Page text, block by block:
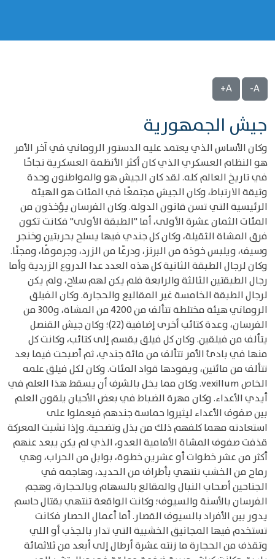
A-
A+
جيش الجمهورية
وكان الأساس الذي يعتمد عليه الدستور الروماني في آخر الأمر
هو النظام العسكري الذي كان أكثر الأنظمة العسكرية نجاحًا
في تاريخ العالم كله. لقد كان الجيش هو والمواطنون وحدة
وثيقة الارتباط، وكان الجيش مجتمعًا في المئات هو الهيئة
الرئيسية التي تسن قانون الدولة. وكان الفرسان يؤخذون من
المئات الثمان عشرة الأولى، أما "الطبقة الأولى" فكانت تكون
فرق المشاة الثقيلة، وكان كل جندي فيها يسلح بحربتين وخنجر
وسيف، ويلبس خوذة من البرنز، ودرعًا من الزرد، وجرموقًا، ومجنًا.
وكان لرجال الطبقة الثانية كل هذه العدد عدا الدروع الزردية وأما
رجال الطبقتين الثالثة والرابعة فلم يكن لهم سلاح، ولم يكن
لرجال الطبقة الخامسة غير المقاليع والحجارة. وكان الفيلق
الروماني هيئة مختلطة تتألف من 4200 من المشاة، و300 من
الفرسان، وعدة كتائب أخرى إضافية (22)؛ وكان جيش القنصل
يتألف من فيلقين. وكان كل فيلق يقسم إلى كتائب، وكانت كل
منها في بادئ الأمر تتألف من مائة جندي، ثم أصبحت فيما بعد
تتألف من مائتين، ويقودها قواد المئات. وكان لكل فيلق علمه
الخاص vexillum. وكان مما يخل بالشرف أن يسقط هذا العلم في
أيدي الأعداء. وكان مهرة الضباط في بعض الأحيان يلقون العلم
بين صفوف الأعداء ليثيروا حماسة جندهم فيعملوا على
استعادته مهما كلفهم ذلك من بذل وتضحية. وإذا نشبت المعركة
قذفت صفوف المشاة الأمامية العدو، الذي لم يكن يبعد عنهم
أكثر من عشر خطوات أو عشرين خطوة، بوابل من الحراب، وهي
رماح من الخشب تنتهي بأطراف من الحديد، وهاجمه في
الجناحين أصحاب النبال والمقالع بالسهام وبالحجارة، وهجم
الفرسان بالأسنة والسيوف؛ وكانت الواقعة تنتهي بقتال حاسم
يدور بين الأفراد بالسيوف القصار. أما أعمال الحصار فكانت
تستخدم فيها المجانيق الخشبية التي تدار بالجذب أو اللي
وتقذف من الحجارة ما زنته عشرة أرطال إلى أبعد من ثلاثمائة